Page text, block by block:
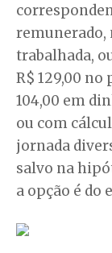
remunerado,
trabalhada,
R$ 129,00
104,00 em
ou com
jornada
salvo na
a opção é do